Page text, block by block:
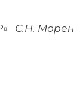
С.Н.